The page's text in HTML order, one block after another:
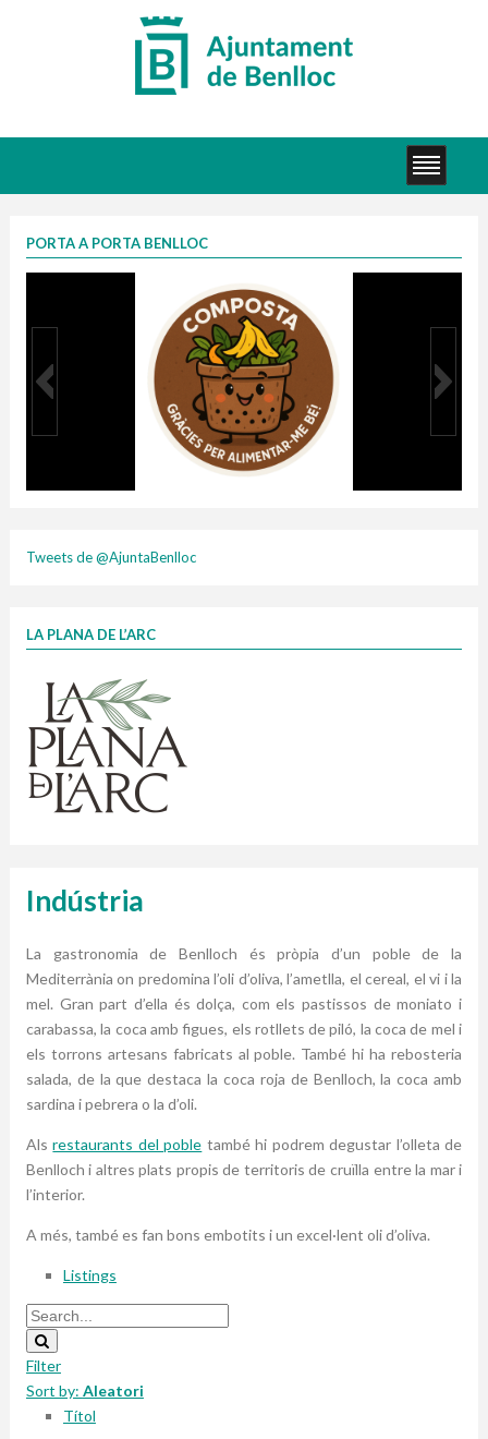
PORTA A PORTA BENLLOC
1 contenidors intel·ligents
Finançat per la Unió Europea – NextGenerationEU
Tweets de @AjuntaBenlloc
LA PLANA DE L’ARC
Indústria
La gastronomia de Benlloch és pròpia d’un poble de la
Mediterrània on predomina l’oli d’oliva, l’ametlla, el cereal, el vi i la
mel. Gran part d’ella és dolça, com els pastissos de moniato i
carabassa, la coca amb figues, els rotllets de piló, la coca de mel i
els torrons artesans fabricats al poble. També hi ha rebosteria
salada, de la que destaca la coca roja de Benlloch, la coca amb
sardina i pebrera o la d’oli.
Alsrestaurants del poble també hi podrem degustar l’olleta de
Benlloch i altres plats propis de territoris de cruïlla entre la mar i
l’interior.
A més, també es fan bons embotits i un excel·lent oli d’oliva.
Listings
Filter
Sort by: Aleatori
Títol